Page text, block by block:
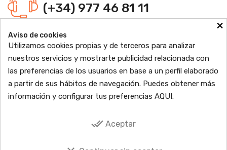
(+34) 977 46 81 11
Farmacia Jordi Blanch
C/ Major, 1 - 43877
Ldo. Jordi Blanch Pastor
Nº de Colegiado: 870
Nº Autorización: F4300109
PRODUCTOS

INFORMACIÓN
×
Aviso de cookies
Utilizamos cookies propias y de terceros para analizar
nuestros servicios y mostrarte publicidad relacionada con
las preferencias de los usuarios en base a un perfil elaborado
a partir de sus hábitos de navegación. Puedes obtener más
información y configurar tus preferencias AQUI.
done_all Aceptar